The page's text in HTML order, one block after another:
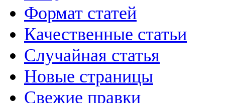
Формат статей
Качественные статьи
Случайная статья
Новые страницы
Свежие правки